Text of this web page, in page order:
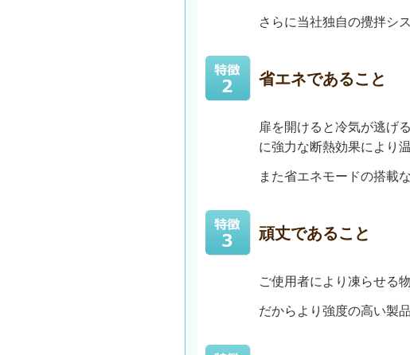
さらに当社独自の攪拌シ
省エネであること
扉を開けると冷気が逃げ
に強力な断熱効果により
また省エネモードの搭載
頑丈であること
ご使用者により凍らせる
だからより強度の高い製